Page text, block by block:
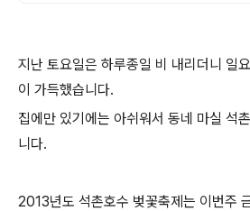
지난 토요일은 하루종일 비 내리더니 일
이 가득했습니다.
집에만 있기에는 아쉬워서 동네 마실 석
니다.
2013년도 석촌호수 벚꽃축제는 이번주